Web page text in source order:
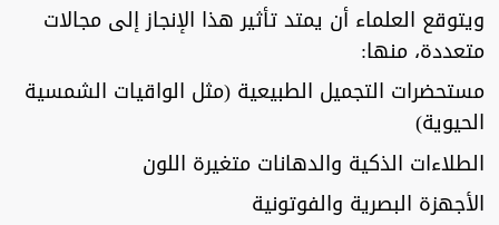
ويتوقع العلماء أن يمتد تأثير هذا الإنجاز إلى مجالات
متعددة، منها:
مستحضرات التجميل الطبيعية (مثل الواقيات الشمسية
الحيوية)
الطلاءات الذكية والدهانات متغيرة اللون
الأجهزة البصرية والفوتونية